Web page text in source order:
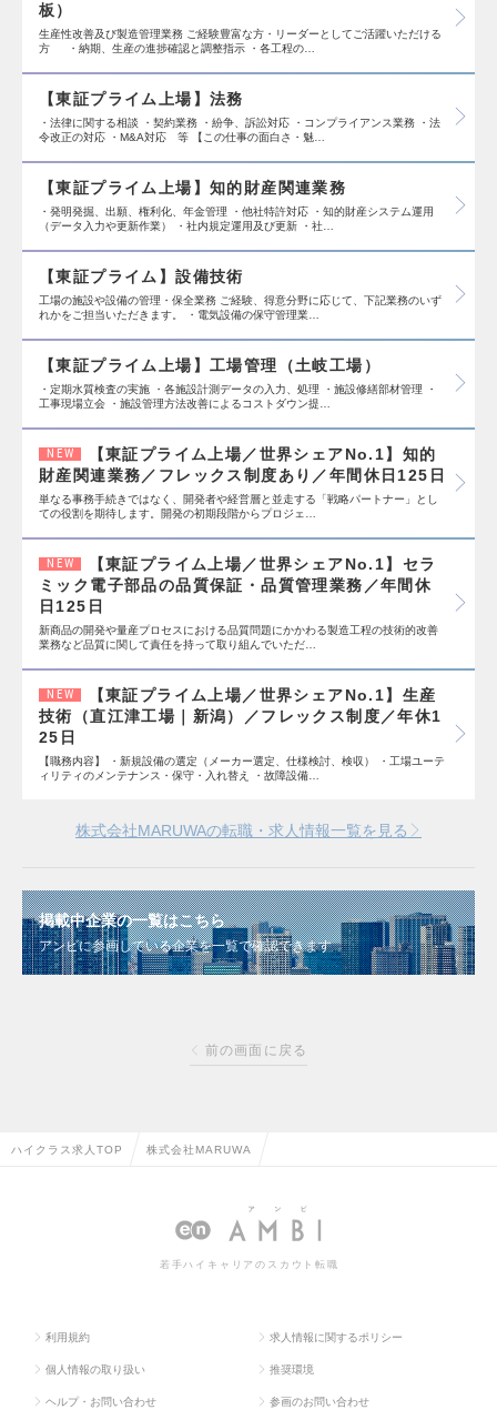
板）
生産性改善及び製造管理業務 ご経験豊富な方・リーダーとしてご活躍いただける
方 ・納期、生産の進捗確認と調整指示 ・各工程の…
【東証プライム上場】法務
・法律に関する相談 ・契約業務 ・紛争、訴訟対応 ・コンプライアンス業務 ・法
令改正の対応 ・M&A対応 等 【この仕事の面白さ・魅…
【東証プライム上場】知的財産関連業務
・発明発掘、出願、権利化、年金管理 ・他社特許対応 ・知的財産システム運用
（データ入力や更新作業） ・社内規定運用及び更新 ・社…
【東証プライム】設備技術
工場の施設や設備の管理・保全業務 ご経験、得意分野に応じて、下記業務のいず
れかをご担当いただきます。 ・電気設備の保守管理業…
【東証プライム上場】工場管理（土岐工場）
・定期水質検査の実施 ・各施設計測データの入力、処理 ・施設修繕部材管理 ・
工事現場立会 ・施設管理方法改善によるコストダウン提…
NEW
【東証プライム上場／世界シェアNo.1】知的
財産関連業務／フレックス制度あり／年間休日125日
単なる事務手続きではなく、開発者や経営層と並走する「戦略パートナー」とし
ての役割を期待します。開発の初期段階からプロジェ…
NEW
【東証プライム上場／世界シェアNo.1】セラ
ミック電子部品の品質保証・品質管理業務／年間休
日125日
新商品の開発や量産プロセスにおける品質問題にかかわる製造工程の技術的改善
業務など品質に関して責任を持って取り組んでいただ…
NEW
【東証プライム上場／世界シェアNo.1】生産
技術（直江津工場｜新潟）／フレックス制度／年休1
25日
【職務内容】 ・新規設備の選定（メーカー選定、仕様検討、検収） ・工場ユーテ
ィリティのメンテナンス・保守・入れ替え ・故障設備…
株式会社MARUWAの転職・求人情報一覧を見る
掲載中企業の一覧はこちら
アンビに参画している企業を一覧で確認できます
前の画面に戻る
ハイクラス求人TOP 株式会社MARUWA
若手ハイキャリアのスカウト転職
利用規約 求人情報に関するポリシー
個人情報の取り扱い 推奨環境
ヘルプ・お問い合わせ 参画のお問い合わせ